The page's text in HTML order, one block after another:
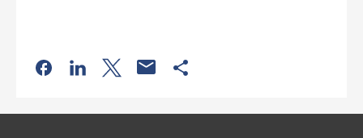
Odkaz se otevře na nové kartě
Odkaz se otevře na nové kartě
Odkaz se otevře na nové kartě